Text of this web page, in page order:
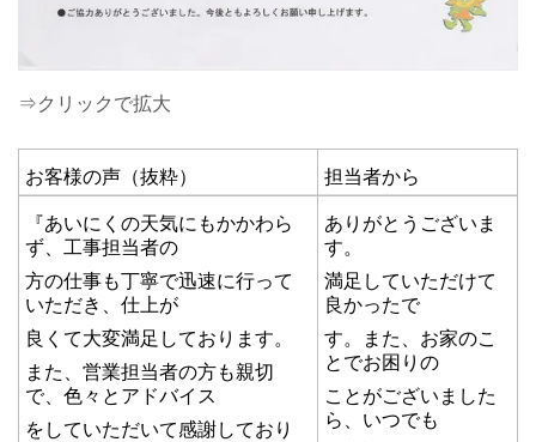
⇒クリックで拡大
お客様の声（抜粋） 担当者から
『あいにくの天気にもかかわら
ず、工事担当者の
方の仕事も丁寧で迅速に行って
いただき、仕上が
良くて大変満足しております。
また、営業担当者の方も親切
で、色々とアドバイス
をしていただいて感謝しており
ありがとうございま
す。
満足していただけて
良かったで
す。また、お家のこ
とでお困りの
ことがございました
ら、いつでも